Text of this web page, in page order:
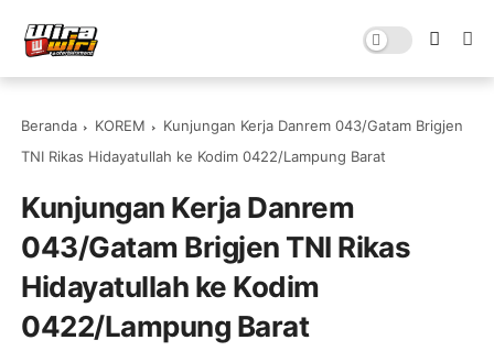
Beranda KOREM
Kunjungan Kerja Danrem 043/Gatam Brigjen
TNI Rikas Hidayatullah ke Kodim 0422/Lampung Barat
Kunjungan Kerja Danrem
043/Gatam Brigjen TNI Rikas
Hidayatullah ke Kodim
0422/Lampung Barat